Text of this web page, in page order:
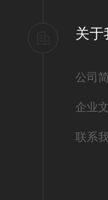
关于
公司
企业
联系